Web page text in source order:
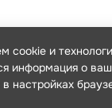
cookie и
информация о
настройках